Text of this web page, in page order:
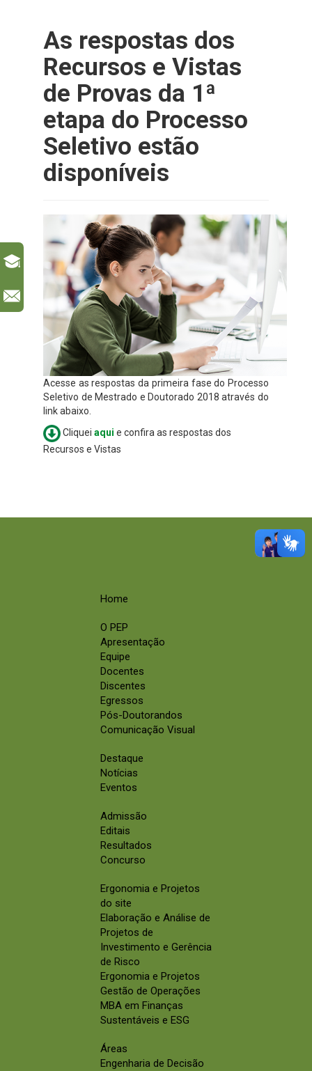
As respostas dos
Recursos e Vistas
de Provas da 1ª
etapa do Processo
Seletivo estão
disponíveis
Acesse as respostas da primeira fase do Processo
Seletivo de Mestrado e Doutorado 2018 através do
link abaixo.
Cliquei aqui e confira as respostas dos
Recursos e Vistas
Home
O PEP
Apresentação
Equipe
Docentes
Discentes
Egressos
Pós-Doutorandos
Comunicação Visual
Destaque
Notícias
Eventos
Admissão
Editais
Resultados
Concurso
Ergonomia e Projetos
do site
Elaboração e Análise de
Projetos de
Investimento e Gerência
de Risco
Ergonomia e Projetos
Gestão de Operações
MBA em Finanças
Sustentáveis e ESG
Áreas
Engenharia de Decisão